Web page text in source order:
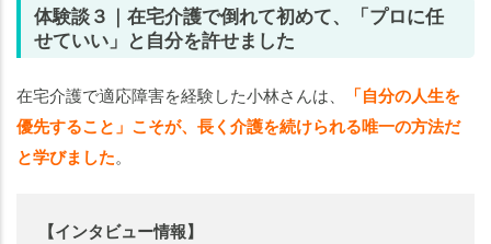
体験談３｜在宅介護で倒れて初めて、「プロに任
せていい」と自分を許せました
在宅介護で適応障害を経験した小林さんは、
「自分の人生を
優先すること」こそが、長く介護を続けられる唯一の方法だ
と学びました。
【インタビュー情報】